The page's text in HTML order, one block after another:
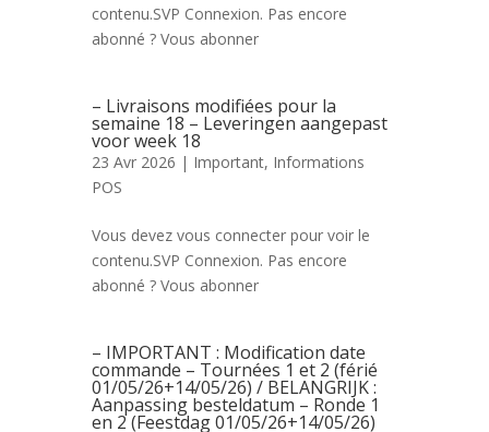
contenu.SVP Connexion. Pas encore
abonné ? Vous abonner
– Livraisons modifiées pour la
semaine 18 – Leveringen aangepast
voor week 18
23 Avr 2026 | Important, Informations
POS
Vous devez vous connecter pour voir le
contenu.SVP Connexion. Pas encore
abonné ? Vous abonner
– IMPORTANT : Modification date
commande – Tournées 1 et 2 (férié
01/05/26+14/05/26) / BELANGRIJK :
Aanpassing besteldatum – Ronde 1
en 2 (Feestdag 01/05/26+14/05/26)